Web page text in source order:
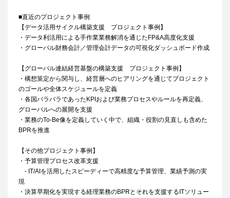
■直近のプロジェクト事例
【データ活用サイクル構築支援 プロジェクト事例】
・データ利活用による手作業業務解消を通じたFP&A高度化支援
・グローバル財務会計／管理会計データの可視化ダッシュボード作成
【グローバル連結経営基盤の構築支援 プロジェクト事例】
・構想策定から関与し、経営層へのヒアリングを通じてプロジェクト
のゴールや全体スケジュールを定義
・各国バラバラであったKPIおよび業務プロセスやルールを再定義、
グローバルへの展開を支援
・業務のTo-Be像を定義していく中で、組織・役割の見直しも含めた
BPRを推進
【その他プロジェクト事例】
・予算管理プロセス改革支援
- IT/AIを活用したスピーディーで高精度な予算管理、業績予測の実
現
・決算早期化を実現する経理業務のBPRとそれを支援するITソリュー